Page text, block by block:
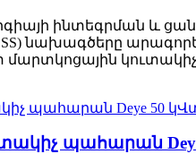
ինտեգրման և
նախագծերը
մարտկոցային
պահարան